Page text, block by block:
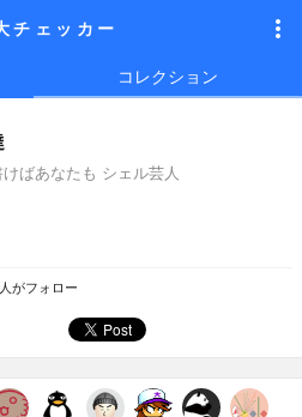
チェッカ ー
ばあなたも シェル芸人
人がフォロー
コレクション